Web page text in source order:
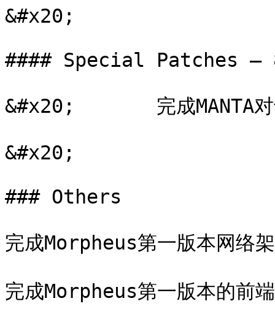
&#x20;
#### Special Patches –
&#x20;       完成MANTA对
&#x20;
### Others
完成Morpheus第一版本网络
完成Morpheus第一版本的前